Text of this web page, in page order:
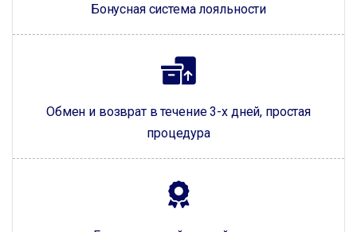
Бонусная система лояльности
Обмен и возврат в течение 3-х дней, простая
процедура